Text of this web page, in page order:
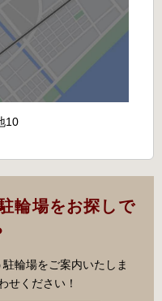
10
輪場をお探しで
輪場をご案内いたしま
せください！